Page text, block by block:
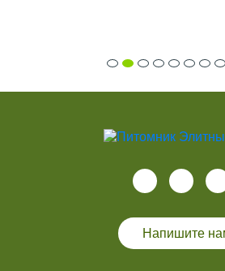
Напишите